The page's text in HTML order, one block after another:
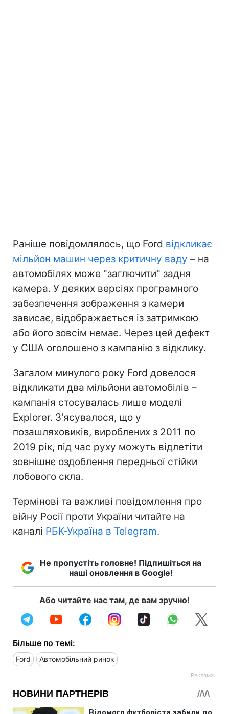
Раніше повідомлялось, що Ford відкликає
мільйон машин через критичну ваду – на
автомобілях може "заглючити" задня
камера. У деяких версіях програмного
забезпечення зображення з камери
зависає, відображається із затримкою
або його зовсім немає. Через цей дефект
у США оголошено з кампанію з відклику.
Загалом минулого року Ford довелося
відкликати два мільйони автомобілів –
кампанія стосувалась лише моделі
Explorer. З'ясувалося, що у
позашляховиків, вироблених з 2011 по
2019 рік, під час руху можуть відлетіти
зовнішнє оздоблення передньої стійки
лобового скла.
Термінові та важливі повідомлення про
війну Росії проти України читайте на
каналі РБК-Україна в Telegram.
Не пропустіть головне! Підпишіться на
наші оновлення в Google!
Або читайте нас там, де вам зручно!
Більше по темі:
Ford Автомобільний ринок